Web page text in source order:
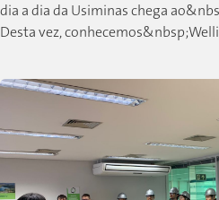
dia a dia da Usiminas chega
Desta vez,